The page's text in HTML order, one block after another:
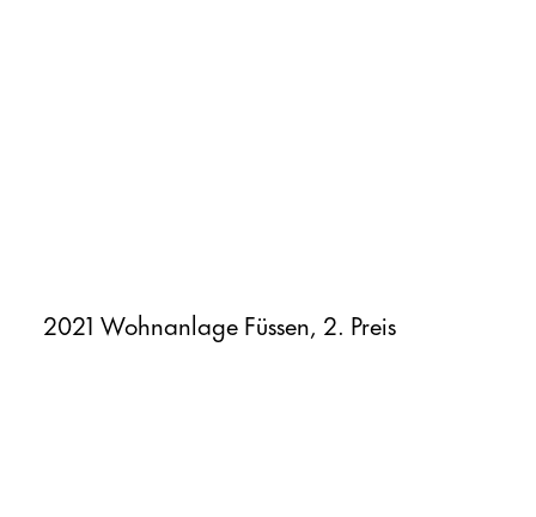
2021 Wohnanlage Füssen, 2. Preis